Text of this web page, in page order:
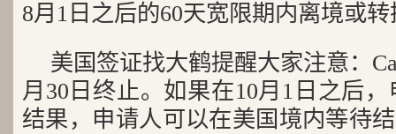
8月1日之后的60天宽限期内离境或
美国签证找大鹤提醒大家注意：
月30日终止。如果在10月1日之后
结果，申请人可以在美国境内等待